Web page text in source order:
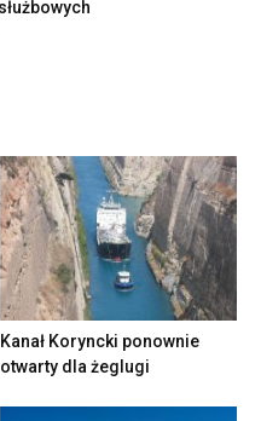
Kanał Koryncki ponownie
otwarty dla żeglugi